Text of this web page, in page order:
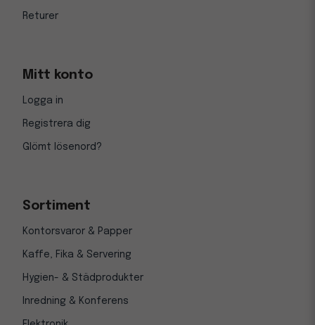
Returer
Mitt konto
Logga in
Registrera dig
Glömt lösenord?
Sortiment
Kontorsvaror & Papper
Kaffe, Fika & Servering
Hygien- & Städprodukter
Inredning & Konferens